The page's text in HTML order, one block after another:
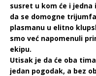
susret u kom će i
da se domogne
plasmanu u elitno
smo već napomenuli
ekipu.
Utisak je da će oba
jedan pogodak, a bez